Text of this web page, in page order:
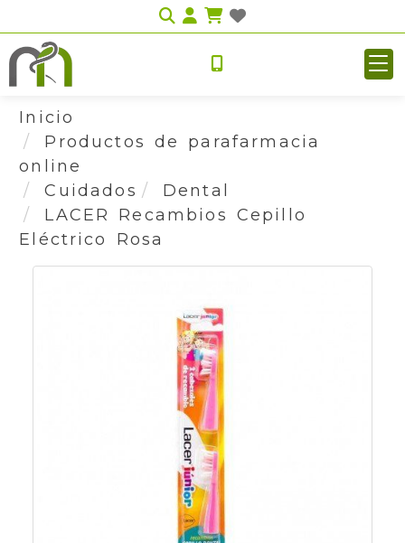
Identifícate
Inicio
Productos de parafarmacia
online
Cuidados
Dental
LACER Recambios Cepillo
Eléctrico Rosa